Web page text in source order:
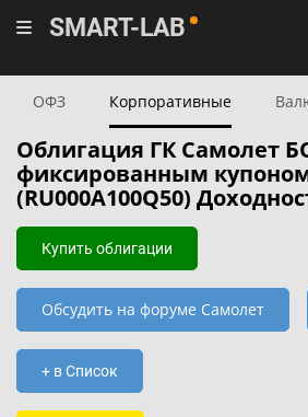
SMART-LAB
ОФЗ Корпоративные
Облигация ГК Самолет
фиксированным
(RU000A100Q50)
Купить облигации
Обсудить на форуме Самолет
+ в Список